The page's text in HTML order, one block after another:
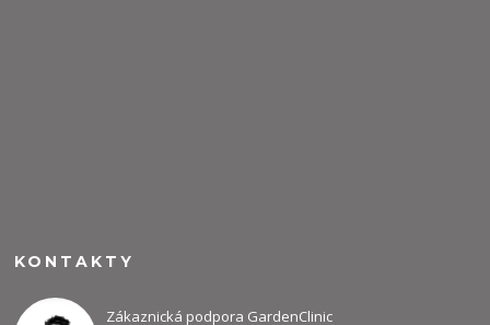
KONTAKTY
Zákaznická podpora GardenClinic